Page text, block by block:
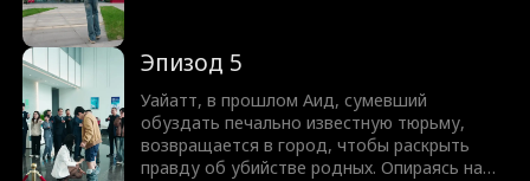
разрушает криминальные империи,
разбивает старых врагов и защищает своё.
Пока преступный мир рушится, Уайатт
приближается к разгадке прошлого и
неизбежной расплате.
Эпизод 5
Уайатт, в прошлом Аид, сумевший
обуздать печально известную тюрьму,
возвращается в город, чтобы раскрыть
правду об убийстве родных. Опираясь на